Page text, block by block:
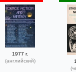
1977 г.
(английский)